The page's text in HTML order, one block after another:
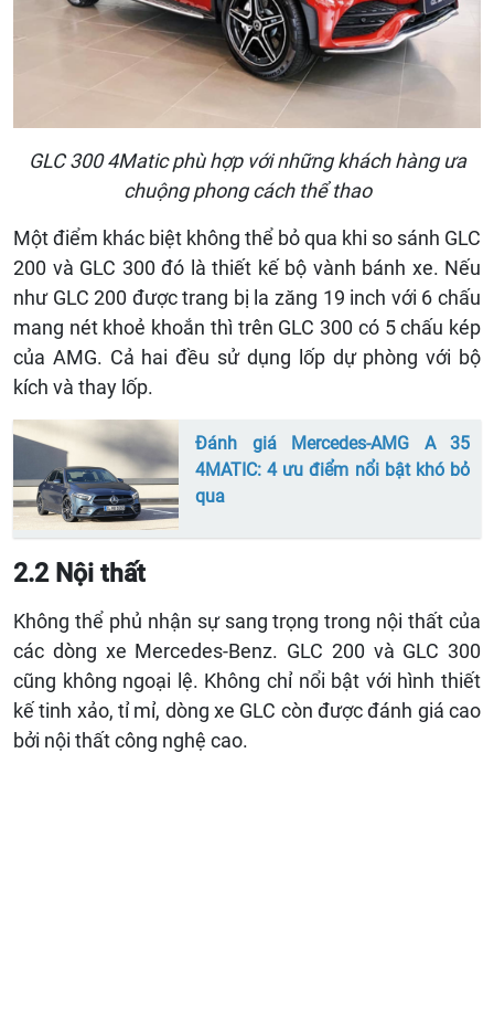
GLC 300 4Matic phù hợp với những khách hàng ưa
chuộng phong cách thể thao
Một điểm khác biệt không thể bỏ qua khi so sánh GLC
200 và GLC 300 đó là thiết kế bộ vành bánh xe. Nếu
như GLC 200 được trang bị la zăng 19 inch với 6 chấu
mang nét khoẻ khoắn thì trên GLC 300 có 5 chấu kép
của AMG. Cả hai đều sử dụng lốp dự phòng với bộ
kích và thay lốp.
Đánh giá Mercedes-AMG A 35
4MATIC: 4 ưu điểm nổi bật khó bỏ
qua
2.2 Nội thất
Không thể phủ nhận sự sang trọng trong nội thất của
các dòng xe Mercedes-Benz. GLC 200 và GLC 300
cũng không ngoại lệ. Không chỉ nổi bật với hình thiết
kế tinh xảo, tỉ mỉ, dòng xe GLC còn được đánh giá cao
bởi nội thất công nghệ cao.